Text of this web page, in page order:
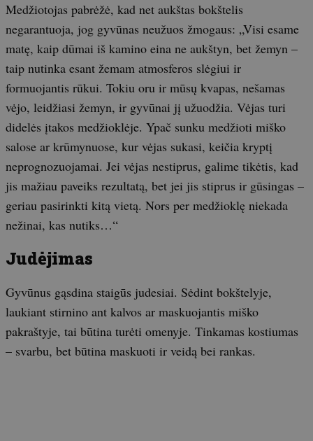
Medžiotojas pabrėžė, kad net aukštas bokštelis
negarantuoja, jog gyvūnas neužuos žmogaus: „Visi esame
matę, kaip dūmai iš kamino eina ne aukštyn, bet žemyn –
taip nutinka esant žemam atmosferos slėgiui ir
formuojantis rūkui. Tokiu oru ir mūsų kvapas, nešamas
vėjo, leidžiasi žemyn, ir gyvūnai jį užuodžia. Vėjas turi
didelės įtakos medžioklėje. Ypač sunku medžioti miško
salose ar krūmynuose, kur vėjas sukasi, keičia kryptį
neprognozuojamai. Jei vėjas nestiprus, galime tikėtis, kad
jis mažiau paveiks rezultatą, bet jei jis stiprus ir gūsingas –
geriau pasirinkti kitą vietą. Nors per medžioklę niekada
nežinai, kas nutiks…“
Judėjimas
Gyvūnus gąsdina staigūs judesiai. Sėdint bokštelyje,
laukiant stirnino ant kalvos ar maskuojantis miško
pakraštyje, tai būtina turėti omenyje. Tinkamas kostiumas
– svarbu, bet būtina maskuoti ir veidą bei rankas.